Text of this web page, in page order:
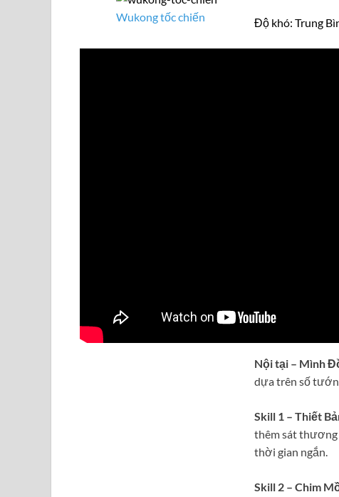
Wukong tốc chiến Độ khó: Trung
Nội tại – Mình
dựa trên số
Skill 1 – Thiết
thêm sát thương
thời gian ngắn.
Skill 2 – Chim